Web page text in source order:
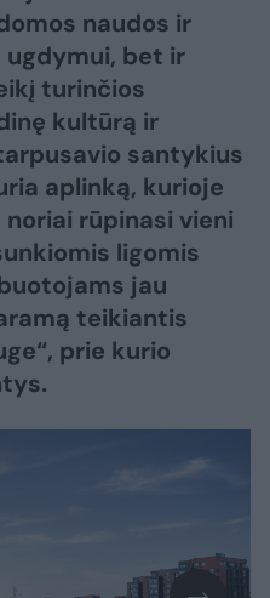
naudos ir
bet ir
turinčios
kultūrą ir
santykius
aplinką, kurioje
rūpinasi vieni
ligomis
jau
teikiantis
prie kurio